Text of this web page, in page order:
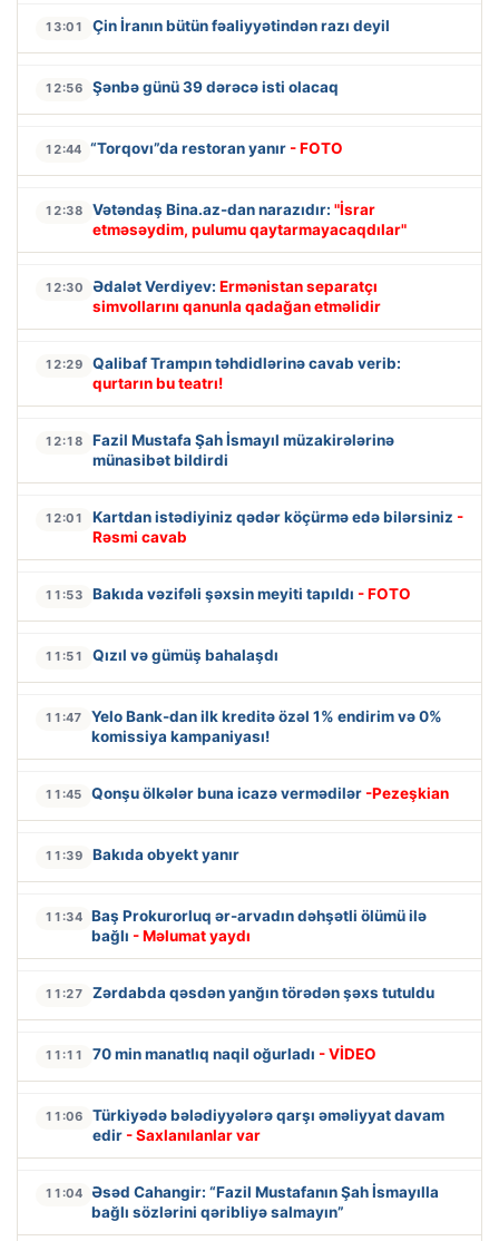
13:01 Çin İranın bütün fəaliyyətindən razı deyil
12:56 Şənbə günü 39 dərəcə isti olacaq
12:44 “Torqovı”da restoran yanır - FOTO
12:38 Vətəndaş Bina.az-dan narazıdır: "İsrar
etməsəydim, pulumu qaytarmayacaqdılar"
12:30 Ədalət Verdiyev: Ermənistan separatçı
simvollarını qanunla qadağan etməlidir
12:29
Qalibaf Trampın təhdidlərinə cavab verib:
qurtarın bu teatrı!
12:18
Fazil Mustafa Şah İsmayıl müzakirələrinə
münasibət bildirdi
12:01 Kartdan istədiyiniz qədər köçürmə edə bilərsiniz -
Rəsmi cavab
11:53 Bakıda vəzifəli şəxsin meyiti tapıldı - FOTO
11:51 Qızıl və gümüş bahalaşdı
11:47
Yelo Bank-dan ilk kreditə özəl 1% endirim və 0%
komissiya kampaniyası!
11:45 Qonşu ölkələr buna icazə vermədilər -Pezeşkian
11:39 Bakıda obyekt yanır
11:34 Baş Prokurorluq ər-arvadın dəhşətli ölümü ilə
bağlı - Məlumat yaydı
11:27 Zərdabda qəsdən yanğın törədən şəxs tutuldu
11:11 70 min manatlıq naqil oğurladı - VİDEO
11:06
Türkiyədə bələdiyyələrə qarşı əməliyyat davam
edir - Saxlanılanlar var
11:04
Əsəd Cahangir: “Fazil Mustafanın Şah İsmayılla
bağlı sözlərini qəribliyə salmayın”